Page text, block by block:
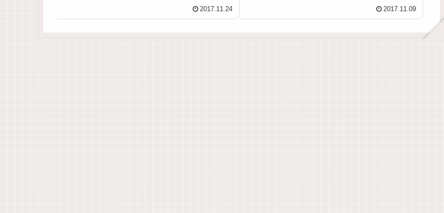
2017.11.24 2017.11.09